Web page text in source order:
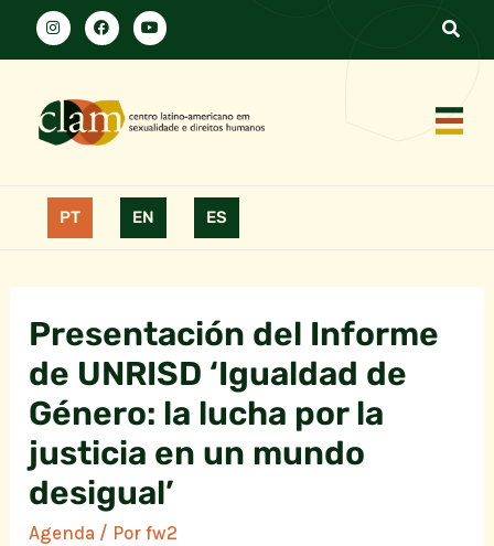
PT EN ES
Presentación del Informe
de UNRISD ‘Igualdad de
Género: la lucha por la
justicia en un mundo
desigual’
Agenda / Porfw2